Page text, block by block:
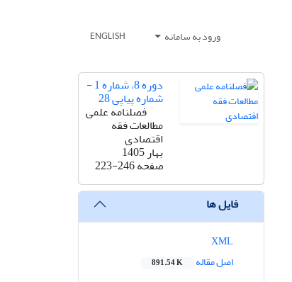
ورود به سامانه ENGLISH
دوره 8، شماره 1 -
شماره پیاپی 28
فصلنامه علمی
مطالعات فقه
اقتصادی
بهار 1405
صفحه223-246
فایل ها
اصل مقاله
891.54 K